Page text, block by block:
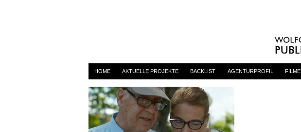
HOME AKTUELLE PROJEKTE BACKLIST AGENTURPROFIL FILME
Jean Ziegler – Der Optimismus des Willens